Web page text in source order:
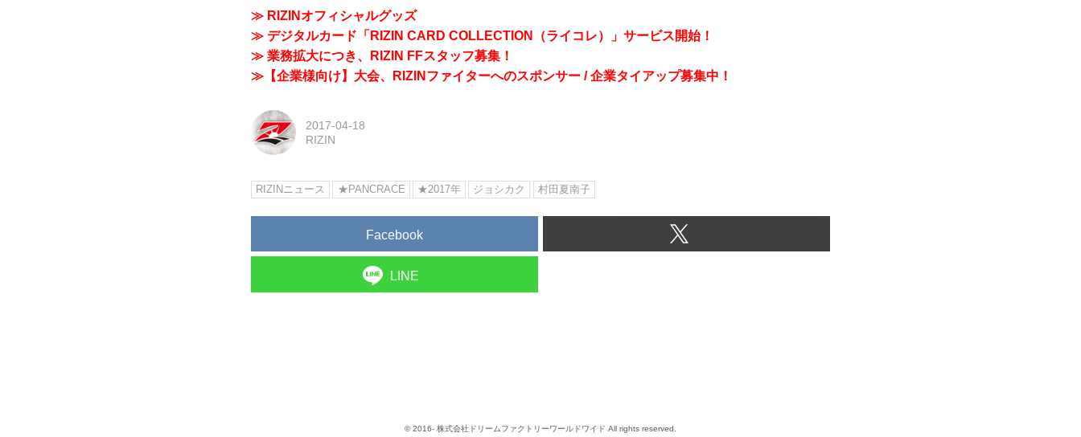
≫ RIZINオフィシャルグッズ
≫ デジタルカード「RIZIN CARD COLLECTION（ライコレ）」サービス開始！
≫ 業務拡大につき、RIZIN FFスタッフ募集！
≫【企業様向け】大会、RIZINファイターへのスポンサー / 企業タイアップ募集中！
2017-04-18
RIZIN
RIZINニュース ★PANCRACE ★2017年 ジョシカク 村田夏南子
Facebook
LINE
© 2016- 株式会社ドリームファクトリーワールドワイド All rights reserved.